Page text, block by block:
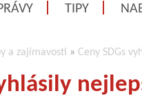
TIPY
a zajímavosti » Ceny SDGs